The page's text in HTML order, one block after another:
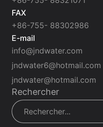
FAX
+86-755- 88302986
E-mail
info@jndwater.com
jndwater6@hotmail.com
jndwater@hotmail.com
Rechercher